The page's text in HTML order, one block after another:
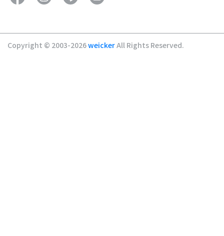
Copyright © 2003-2026weickerAll Rights Reserved.